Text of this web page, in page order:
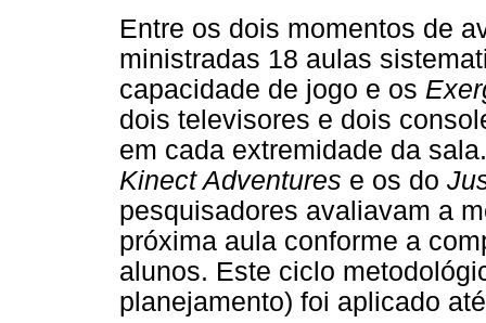
Entre os dois momentos de
ministradas 18 aulas
capacidade de jogo e os
dois televisores e dois
em cada extremidade da
Kinect Adventures e os do
pesquisadores avaliavam a
próxima aula conforme a
alunos. Este ciclo
planejamento) foi aplicado